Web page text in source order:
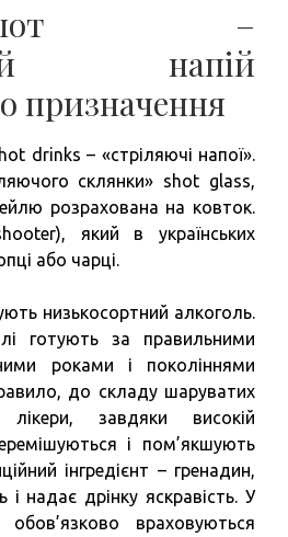
шот –
напій
призначення
drinks – «стріляючі напої».
склянки» shot glass,
розрахована на ковток.
який в українських
або чарці.
низькосортний алкоголь.
готують за правильними
роками і поколіннями
до складу шаруватих
лікери, завдяки високій
і пом’якшують
інгредієнт – гренадин,
і надає дрінку яскравість. У
обов’язково враховуються